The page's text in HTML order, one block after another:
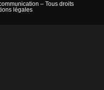
– Tous droits
légales